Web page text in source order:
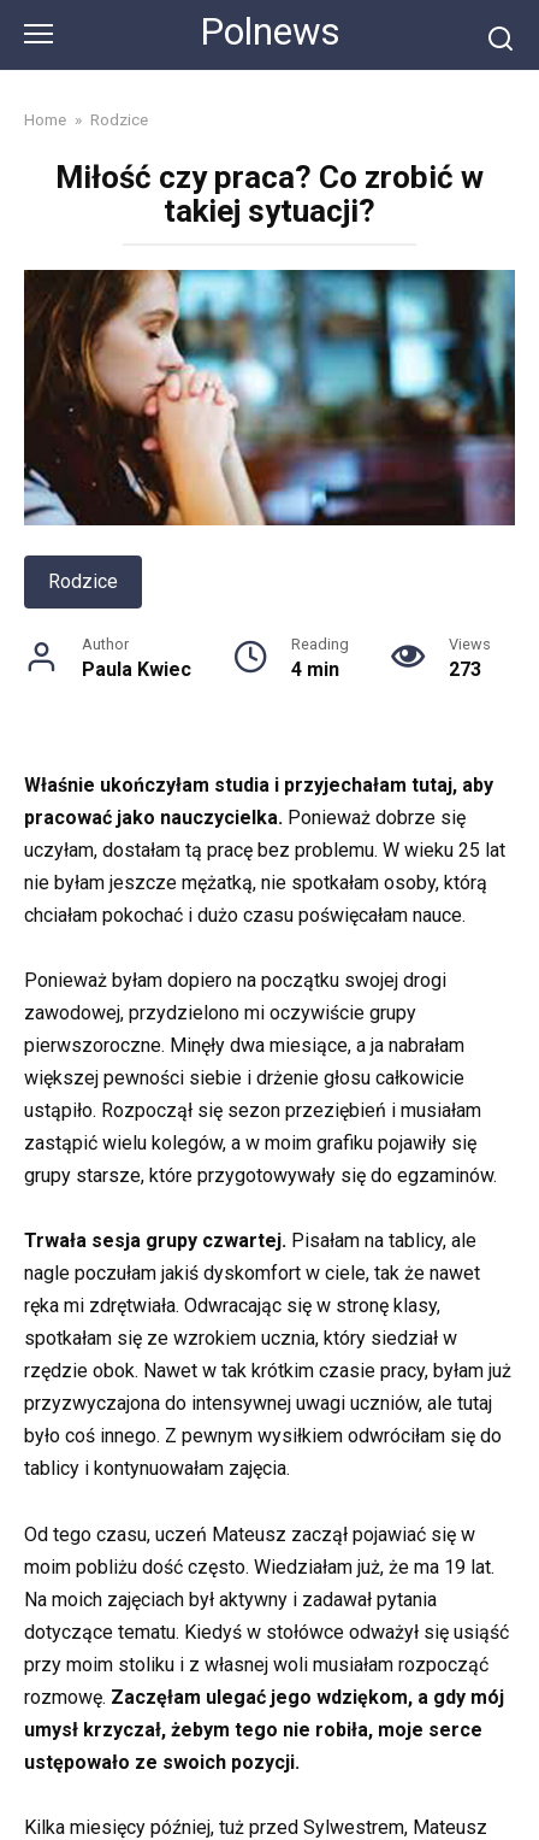
content
Polnews
Home » Rodzice
Miłość czy praca? Co zrobić w
takiej sytuacji?
Rodzice
Author
Paula Kwiec
Reading
4 min
Views
273
Właśnie ukończyłam studia i przyjechałam tutaj, aby
pracować jako nauczycielka. Ponieważ dobrze się
uczyłam, dostałam tą pracę bez problemu. W wieku 25 lat
nie byłam jeszcze mężatką, nie spotkałam osoby, którą
chciałam pokochać i dużo czasu poświęcałam nauce.
Ponieważ byłam dopiero na początku swojej drogi
zawodowej, przydzielono mi oczywiście grupy
pierwszoroczne. Minęły dwa miesiące, a ja nabrałam
większej pewności siebie i drżenie głosu całkowicie
ustąpiło. Rozpoczął się sezon przeziębień i musiałam
zastąpić wielu kolegów, a w moim grafiku pojawiły się
grupy starsze, które przygotowywały się do egzaminów.
Trwała sesja grupy czwartej. Pisałam na tablicy, ale
nagle poczułam jakiś dyskomfort w ciele, tak że nawet
ręka mi zdrętwiała. Odwracając się w stronę klasy,
spotkałam się ze wzrokiem ucznia, który siedział w
rzędzie obok. Nawet w tak krótkim czasie pracy, byłam już
przyzwyczajona do intensywnej uwagi uczniów, ale tutaj
było coś innego. Z pewnym wysiłkiem odwróciłam się do
tablicy i kontynuowałam zajęcia.
Od tego czasu, uczeń Mateusz zaczął pojawiać się w
moim pobliżu dość często. Wiedziałam już, że ma 19 lat.
Na moich zajęciach był aktywny i zadawał pytania
dotyczące tematu. Kiedyś w stołówce odważył się usiąść
przy moim stoliku i z własnej woli musiałam rozpocząć
rozmowę. Zaczęłam ulegać jego wdziękom, a gdy mój
umysł krzyczał, żebym tego nie robiła, moje serce
ustępowało ze swoich pozycji.
Kilka miesięcy później, tuż przed Sylwestrem, Mateusz